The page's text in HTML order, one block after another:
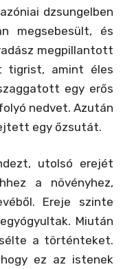
dzsungelben
megsebesült, és
megpillantott
tigrist, amint éles
egy erős
nedvet. Azután
egy őzsutát.
utolsó erejét
a növényhez,
Ereje szinte
Miután
a történteket.
ez az istenek